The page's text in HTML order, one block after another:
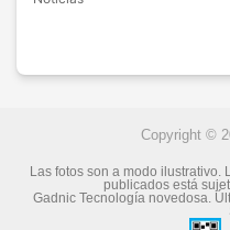
Copyright ©
Las fotos son a modo ilustrativo.
publicados está
Gadnic Tecnología novedosa.